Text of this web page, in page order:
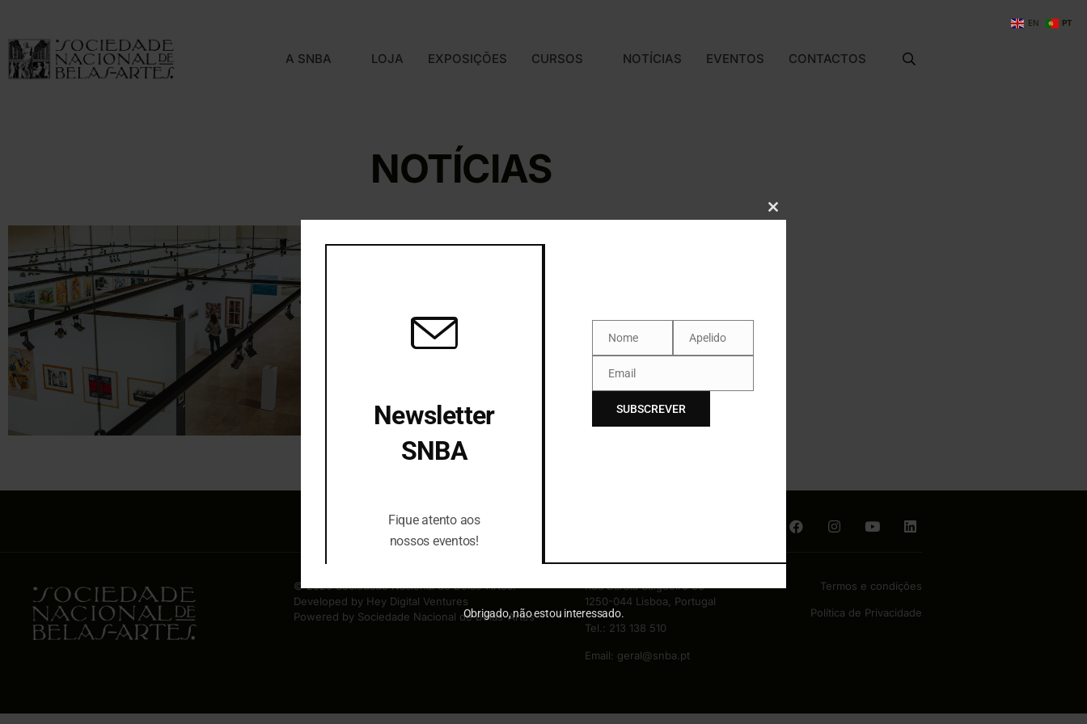
CONTACTOS
A SNBA LOJA EXPOSIÇÕES CURSOS NOTÍCIAS EVENTOS CONTACTOS
NOTÍCIAS
ASSOCIAÇÕES DE ARTES
© 2020 Sociedade Nacional de Belas-Artes.
Developed by Hey Digital Ventures
Powered by Sociedade Nacional de Belas-Artes
Rua Barata Salgueiro 36
1250-044 Lisboa, Portugal
Tel.: 213 138 510
Email: geral@snba.pt
Termos e condições
Política de Privacidade
EN PT
Close this module
Newsletter
SNBA
Fique atento aos
nossos eventos!
Nome
Nome Apelido
Apelido
Email
Email
SUBSCREVER
Obrigado, não estou interessado.